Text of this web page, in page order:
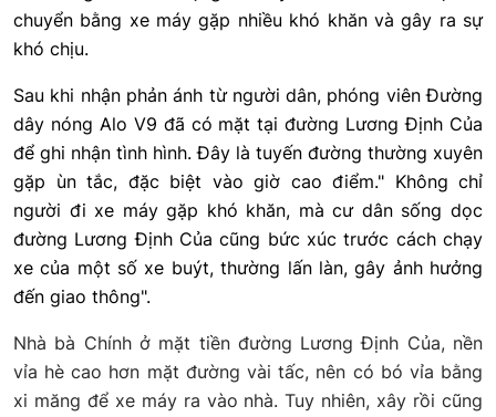
chuyển bằng xe máy gặp nhiều khó khăn và gây ra sự
khó chịu.
Sau khi nhận phản ánh từ người dân, phóng viên Đường
dây nóng Alo V9 đã có mặt tại đường Lương Định Của
để ghi nhận tình hình. Đây là tuyến đường thường xuyên
gặp ùn tắc, đặc biệt vào giờ cao điểm." Không chỉ
người đi xe máy gặp khó khăn, mà cư dân sống dọc
đường Lương Định Của cũng bức xúc trước cách chạy
xe của một số xe buýt, thường lấn làn, gây ảnh hưởng
đến giao thông".
Nhà bà Chính ở mặt tiền đường Lương Định Của, nền
vỉa hè cao hơn mặt đường vài tấc, nên có bó vỉa bằng
xi măng để xe máy ra vào nhà. Tuy nhiên, xây rồi cũng